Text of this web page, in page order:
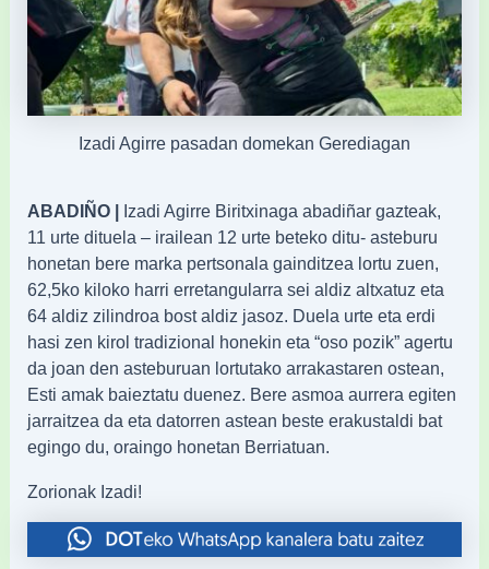
Izadi Agirre pasadan domekan Gerediagan
ABADIÑO |
Izadi Agirre Biritxinaga abadiñar gazteak,
11 urte dituela – irailean 12 urte beteko ditu- asteburu
honetan bere marka pertsonala gainditzea lortu zuen,
62,5ko kiloko harri erretangularra sei aldiz altxatuz eta
64 aldiz zilindroa bost aldiz jasoz. Duela urte eta erdi
hasi zen kirol tradizional honekin eta “oso pozik” agertu
da joan den asteburuan lortutako arrakastaren ostean,
Esti amak baieztatu duenez. Bere asmoa aurrera egiten
jarraitzea da eta datorren astean beste erakustaldi bat
egingo du, oraingo honetan Berriatuan.
Zorionak Izadi!